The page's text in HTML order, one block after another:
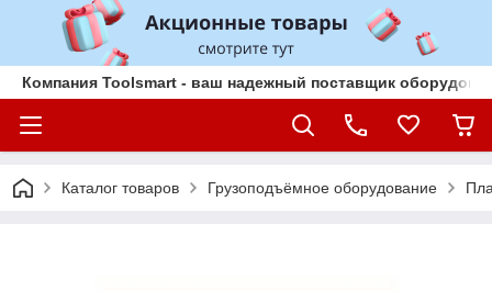
Компания Toolsmart - ваш надежный поставщик
Каталог товаров Грузоподъёмное оборудование